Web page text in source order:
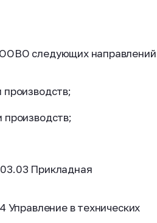
ООВО следующих направлений
производств;
производств;
Прикладная
Управление в технических